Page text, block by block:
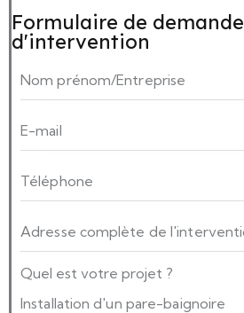
Formulaire de demande
d'intervention
Quel est votre projet ?